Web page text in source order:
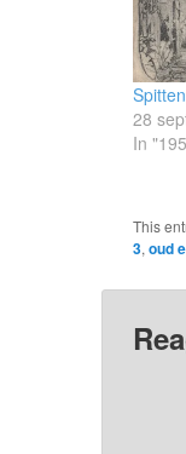
Spitten
28
In
This
3,oud